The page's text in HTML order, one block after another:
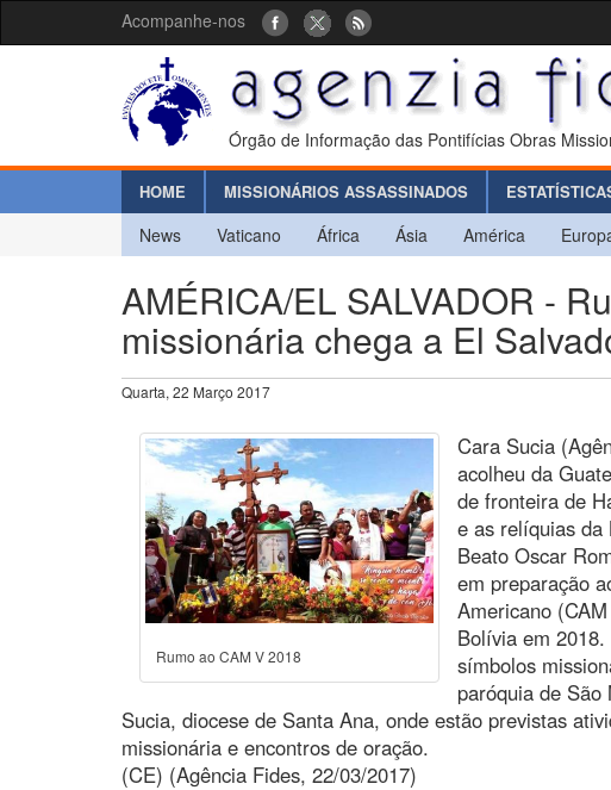
Acompanhe-nos
Órgão de Informação das Pontifícias Obras
HOME MISSIONÁRIOS ASSASSINADOS
News Vaticano África Ásia América
AMÉRICA/EL SALVADOR -
missionária chega a El
Quarta, 22 Março 2017
Rumo ao CAM V 2018
Cara Sucia
acolheu da
de fronteira de
e as relíquias da
Beato Oscar
em preparação
Americano
Bolívia em
símbolos
paróquia de
Sucia, diocese de Santa Ana, onde estão previstas
missionária e encontros de oração.
(CE) (Agência Fides, 22/03/2017)